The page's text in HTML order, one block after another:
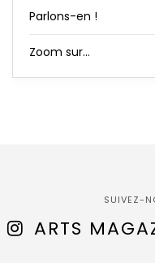
Parlons-en !
Zoom sur…
SUIVEZ-
ARTS